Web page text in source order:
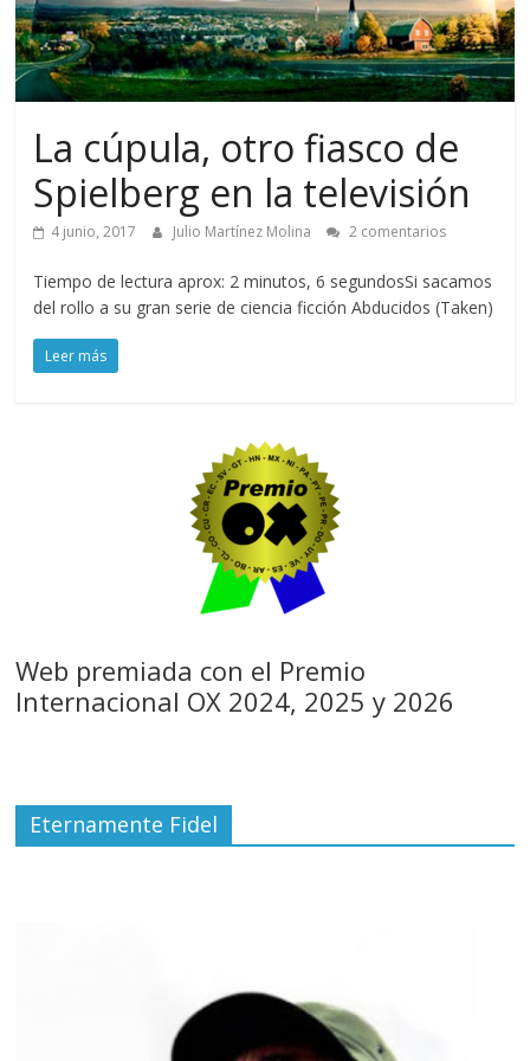
La cúpula, otro fiasco de
Spielberg en la televisión
4 junio, 2017 Julio Martínez Molina 2 comentarios
Tiempo de lectura aprox: 2 minutos, 6 segundosSi sacamos
del rollo a su gran serie de ciencia ficción Abducidos (Taken)
Leer más
Web premiada con el Premio
Internacional OX 2024, 2025 y 2026
Eternamente Fidel